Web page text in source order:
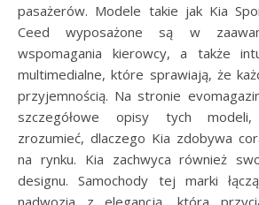
pasażerów. Modele takie jak Kia
Ceed wyposażone są w
wspomagania kierowcy, a także
multimedialne, które sprawiają, że
przyjemnością. Na stronie
szczegółowe opisy tych
zrozumieć, dlaczego Kia zdobywa
na rynku. Kia zachwyca również
designu. Samochody tej marki
nadwozia z elegancją, która